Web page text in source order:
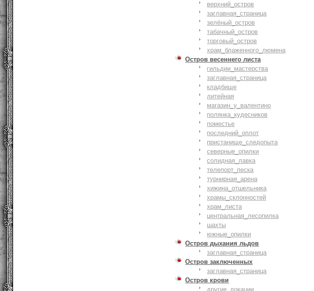
верхний_остров
заглавная_страница
зелёный_остров
табачный_остров
торговый_остров
храм_блаженного_люмена
Остров весеннего листа
гильдии_мастерства
заглавная_страница
кладбище
литейная
магазин_у_валентино
полянка_кудесников
поместье
последний_оплот
пристанище_следопыта
северные_опилки
солидная_лавка
телепорт_песка
турнирная_арена
хижина_отшельника
храмы_склонностей
храм_листа
центральная_лесопилка
шахты
южные_опилки
Остров дыхания льдов
заглавная_страница
Остров заключенных
заглавная_страница
Остров крови
другие_локации